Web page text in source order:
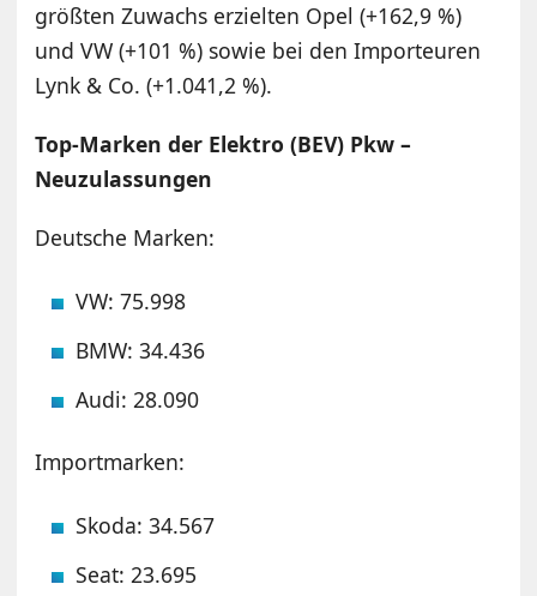
größten Zuwachs erzielten Opel (+162,9 %)
und VW (+101 %) sowie bei den Importeuren
Lynk & Co. (+1.041,2 %).
Top-Marken der Elektro (BEV) Pkw –
Neuzulassungen
Deutsche Marken:
VW: 75.998
BMW: 34.436
Audi: 28.090
Importmarken:
Skoda: 34.567
Seat: 23.695